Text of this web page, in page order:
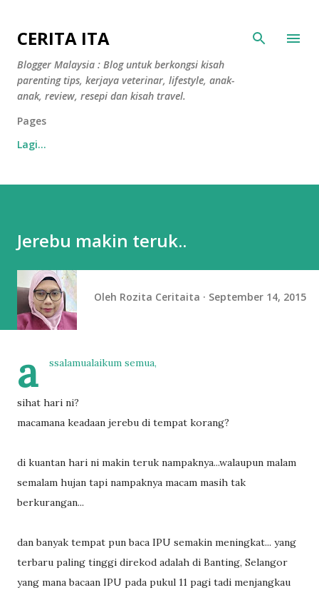
CERITA ITA
Blogger Malaysia : Blog untuk berkongsi kisah
parenting tips, kerjaya veterinar, lifestyle, anak-
anak, review, resepi dan kisah travel.
Pages
Lagi…
Jerebu makin teruk..
Oleh Rozita Ceritaita September 14, 2015
a ssalamualaikum semua,
sihat hari ni?
macamana keadaan jerebu di tempat korang?
di kuantan hari ni makin teruk nampaknya...walaupun malam
semalam hujan tapi nampaknya macam masih tak
berkurangan...
dan banyak tempat pun baca IPU semakin meningkat... yang
terbaru paling tinggi direkod adalah di Banting, Selangor
yang mana bacaan IPU pada pukul 11 pagi tadi menjangkau